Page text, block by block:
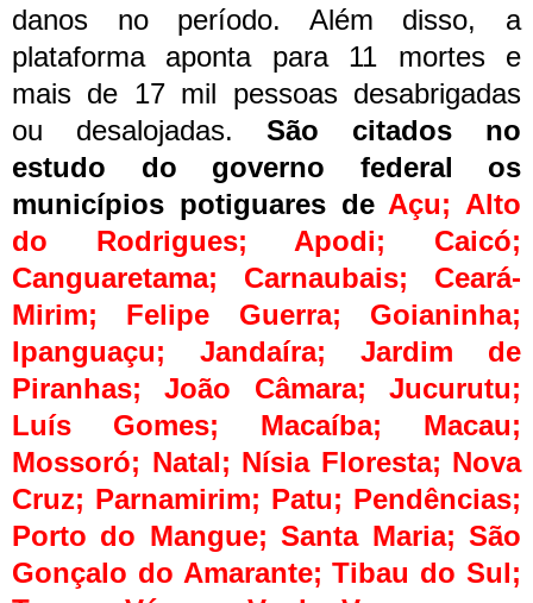
danos no período. Além disso, a
plataforma aponta para 11 mortes e
mais de 17 mil pessoas desabrigadas
ou desalojadas. São citados no
estudo do governo federal os
municípios potiguares de Açu; Alto
do Rodrigues; Apodi; Caicó;
Canguaretama; Carnaubais; Ceará-
Mirim; Felipe Guerra; Goianinha;
Ipanguaçu; Jandaíra; Jardim de
Piranhas; João Câmara; Jucurutu;
Luís Gomes; Macaíba; Macau;
Mossoró; Natal; Nísia Floresta; Nova
Cruz; Parnamirim; Patu; Pendências;
Porto do Mangue; Santa Maria; São
Gonçalo do Amarante; Tibau do Sul;